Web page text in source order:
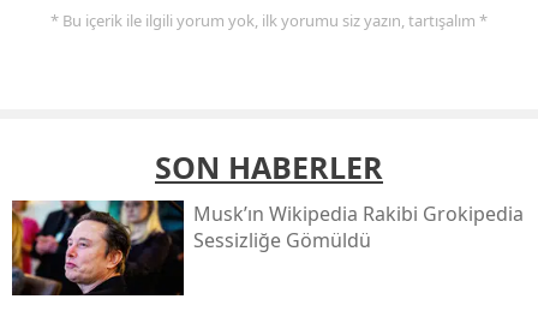
* Bu içerik ile ilgili yorum yok, ilk yorumu siz yazın, tartışalım *
SON HABERLER
Musk’ın Wikipedia Rakibi Grokipedia
Sessizliğe Gömüldü